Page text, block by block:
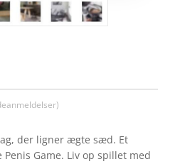
der ligner ægte sæd. Et
Game. Liv op spillet med